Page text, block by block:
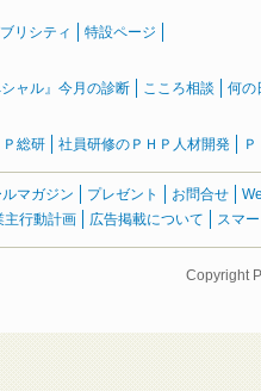
リシティ 特設ページ
シャル』今月の診断 こころ相談 何の
総研 社員研修のＰＨＰ人材開発
ルマガジン プレゼント お問合せ
主行動計画 広告掲載について スマ
Copyright